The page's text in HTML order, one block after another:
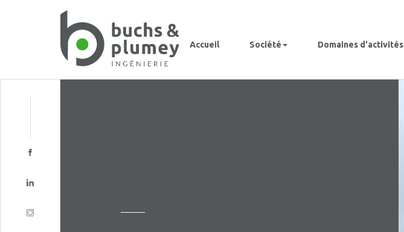
Accueil Société Domaines d'activités